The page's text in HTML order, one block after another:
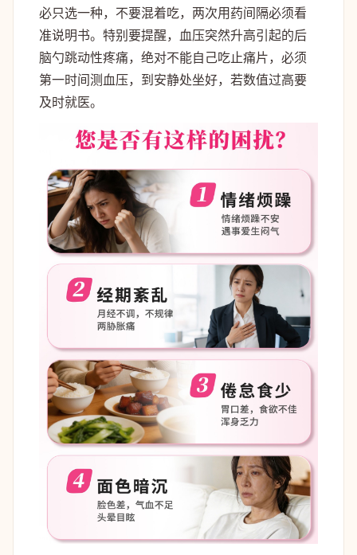
必只选一种，不要混着吃，两次用药间隔必须看
准说明书。特别要提醒，血压突然升高引起的后
脑勺跳动性疼痛，绝对不能自己吃止痛片，必须
第一时间测血压，到安静处坐好，若数值过高要
及时就医。